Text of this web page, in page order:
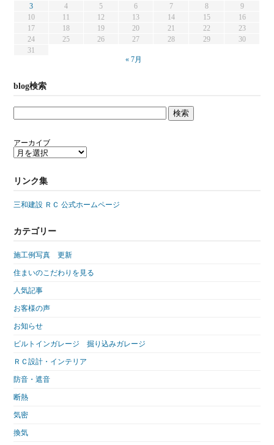
3
4 5 6 7 8
9
10
11 12 13 14 15
16
17
18 19 20 21 22
23
24
25 26 27 28 29
30
31
« 7月
blog検索
アーカイブ
リンク集
三和建設 ＲＣ 公式ホームページ
カテゴリー
施工例写真 更新
住まいのこだわりを見る
人気記事
お客様の声
お知らせ
ビルトインガレージ 掘り込みガレージ
ＲＣ設計・インテリア
防音・遮音
断熱
気密
換気